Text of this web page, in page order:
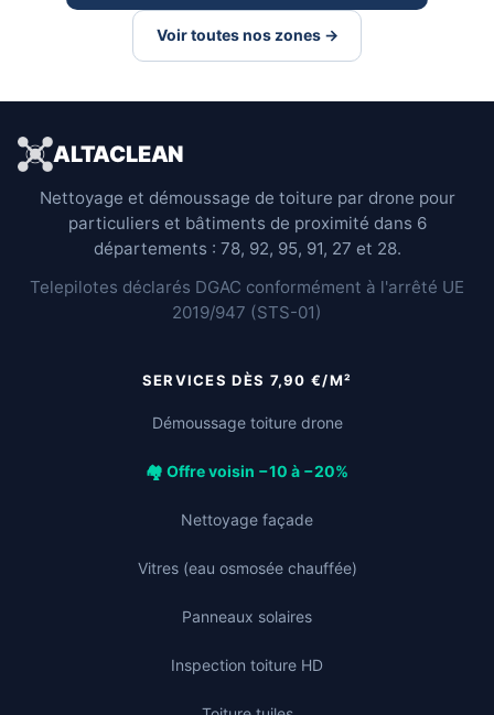
Voir toutes nos zones →
ALTACLEAN
Nettoyage et démoussage de toiture par drone pour
particuliers et bâtiments de proximité dans 6
départements : 78, 92, 95, 91, 27 et 28.
Telepilotes déclarés DGAC conformément à l'arrêté UE
2019/947 (STS-01)
SERVICES DÈS 7,90 €/M²
Démoussage toiture drone
🏘️ Offre voisin −10 à −20%
Nettoyage façade
Vitres (eau osmosée chauffée)
Panneaux solaires
Inspection toiture HD